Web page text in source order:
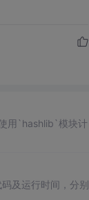
用`hashlib`模块计
及运行时间，分别